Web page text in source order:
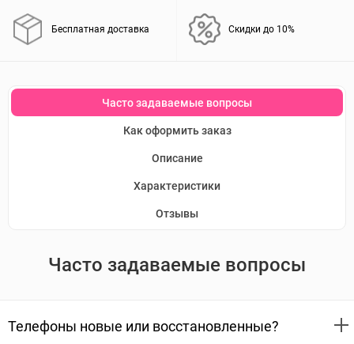
Бесплатная доставка Скидки до 10%
Часто задаваемые вопросы
Как оформить заказ
Описание
Характеристики
Отзывы
Часто задаваемые вопросы
Телефоны новые или восстановленные?